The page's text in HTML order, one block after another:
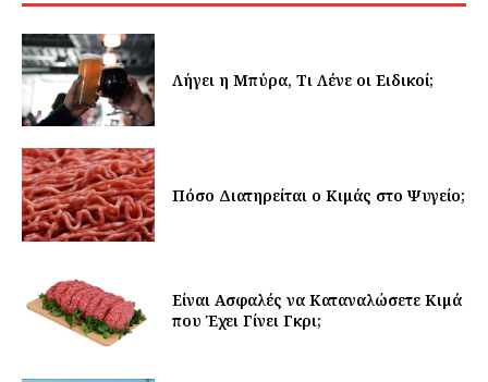
Λήγει η Μπύρα, Τι Λένε οι Ειδικοί;
Πόσο Διατηρείται ο Κιμάς στο Ψυγείο;
Είναι Ασφαλές να Καταναλώσετε Κιμά
που Έχει Γίνει Γκρι;